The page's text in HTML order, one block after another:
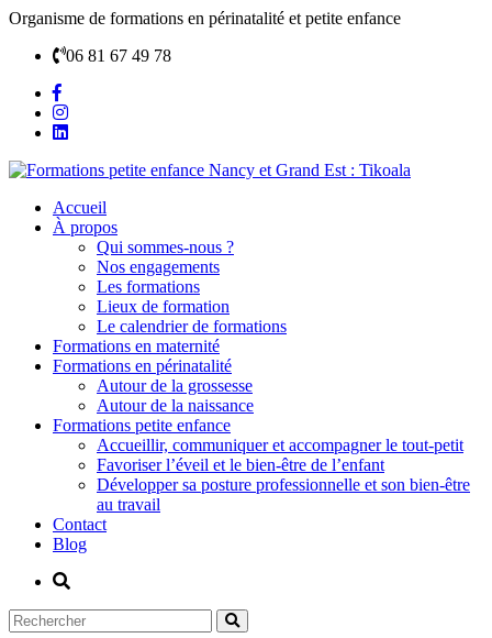
Organisme de formations en périnatalité et petite enfance
06 81 67 49 78
Accueil
À propos
Qui sommes-nous ?
Nos engagements
Les formations
Lieux de formation
Le calendrier de formations
Formations en maternité
Formations en périnatalité
Autour de la grossesse
Autour de la naissance
Formations petite enfance
Accueillir, communiquer et accompagner le tout-petit
Favoriser l’éveil et le bien-être de l’enfant
Développer sa posture professionnelle et son bien-être
au travail
Contact
Blog